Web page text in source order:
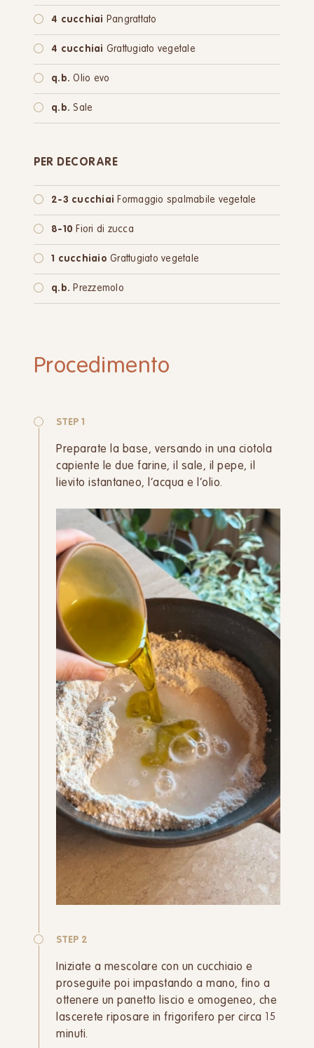
4 cucchiai Pangrattato
4 cucchiai Grattugiato vegetale
q.b. Olio evo
q.b. Sale
PER DECORARE
2-3 cucchiai Formaggio spalmabile vegetale
8-10 Fiori di zucca
1 cucchiaio Grattugiato vegetale
q.b. Prezzemolo
Procedimento
STEP 1
Preparate la base, versando in una ciotola
capiente le due farine, il sale, il pepe, il
lievito istantaneo, l’acqua e l’olio.
STEP 2
Iniziate a mescolare con un cucchiaio e
proseguite poi impastando a mano, fino a
ottenere un panetto liscio e omogeneo, che
lascerete riposare in frigorifero per circa 15
minuti.